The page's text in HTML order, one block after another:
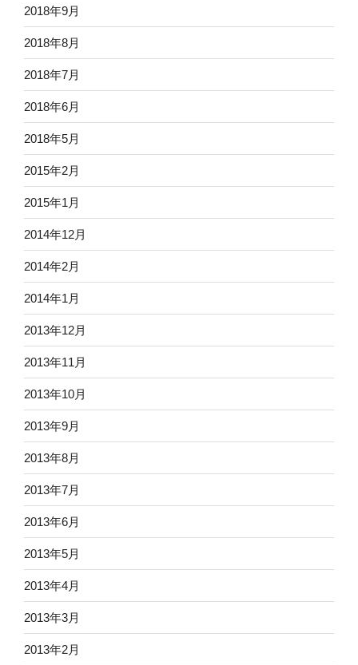
2018年9月
2018年8月
2018年7月
2018年6月
2018年5月
2015年2月
2015年1月
2014年12月
2014年2月
2014年1月
2013年12月
2013年11月
2013年10月
2013年9月
2013年8月
2013年7月
2013年6月
2013年5月
2013年4月
2013年3月
2013年2月